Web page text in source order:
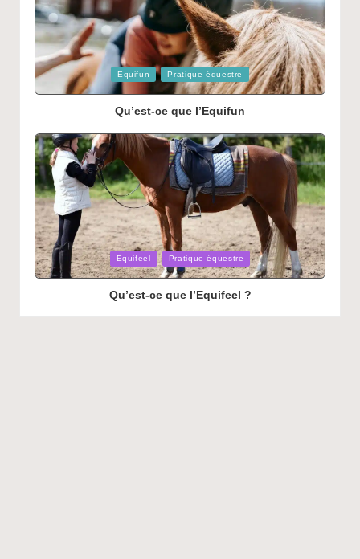
Posted
Equifun Pratique équestre
Qu’est-ce que l’Equifun
Posted
in
Equifeel Pratique équestre
Qu’est-ce que l’Equifeel ?